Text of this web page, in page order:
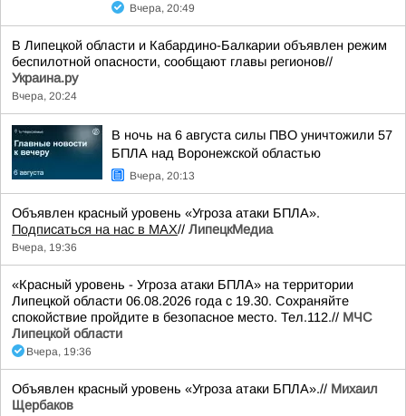
Вчера, 20:49
В Липецкой области и Кабардино-Балкарии объявлен режим
беспилотной опасности, сообщают главы регионов//
Украина.ру
Вчера, 20:24
В ночь на 6 августа силы ПВО уничтожили 57
БПЛА над Воронежской областью
Вчера, 20:13
Объявлен красный уровень «Угроза атаки БПЛА».
Подписаться на нас в МАХ// ЛипецкМедиа
Вчера, 19:36
«Красный уровень - Угроза атаки БПЛА» на территории
Липецкой области 06.08.2026 года с 19.30. Сохраняйте
спокойствие пройдите в безопасное место. Тел.112.// МЧС
Липецкой области
Вчера, 19:36
Объявлен красный уровень «Угроза атаки БПЛА».// Михаил
Щербаков